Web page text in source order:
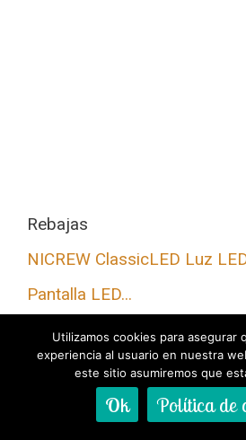
Rebajas
NICREW ClassicLED Luz
Pantalla LED...
Ver ofertas
Utilizamos cookies para asegurar
experiencia al usuario en nuestra
este sitio asumiremos que
Ok Política de